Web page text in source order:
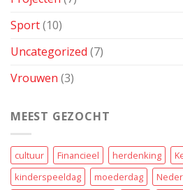
Sport(10)
Uncategorized (7)
Vrouwen (3)
MEEST GEZOCHT
cultuur Financieel herdenking
kinderspeeldag
moederdag